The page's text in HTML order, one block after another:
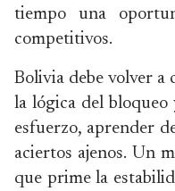
tiempo una
competitivos.
Bolivia debe volver a
la lógica del
esfuerzo, aprender
aciertos ajenos. Un
que prime la